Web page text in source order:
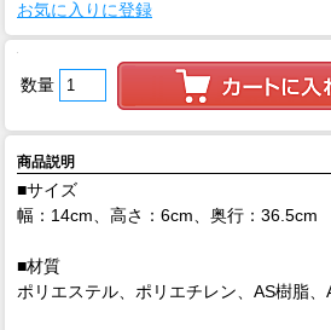
お気に入りに登録
数量
商品説明
■サイズ
幅：14cm、高さ：6cm、奥行：36.5cm
■材質
ポリエステル、ポリエチレン、AS樹脂、